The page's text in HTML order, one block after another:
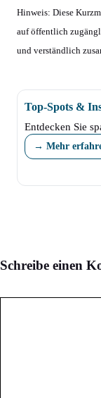
Hinweis: Diese
auf öffentlich
und verständlich
Top-Spots &
Entdecken Sie
→ Mehr
Schreibe einen